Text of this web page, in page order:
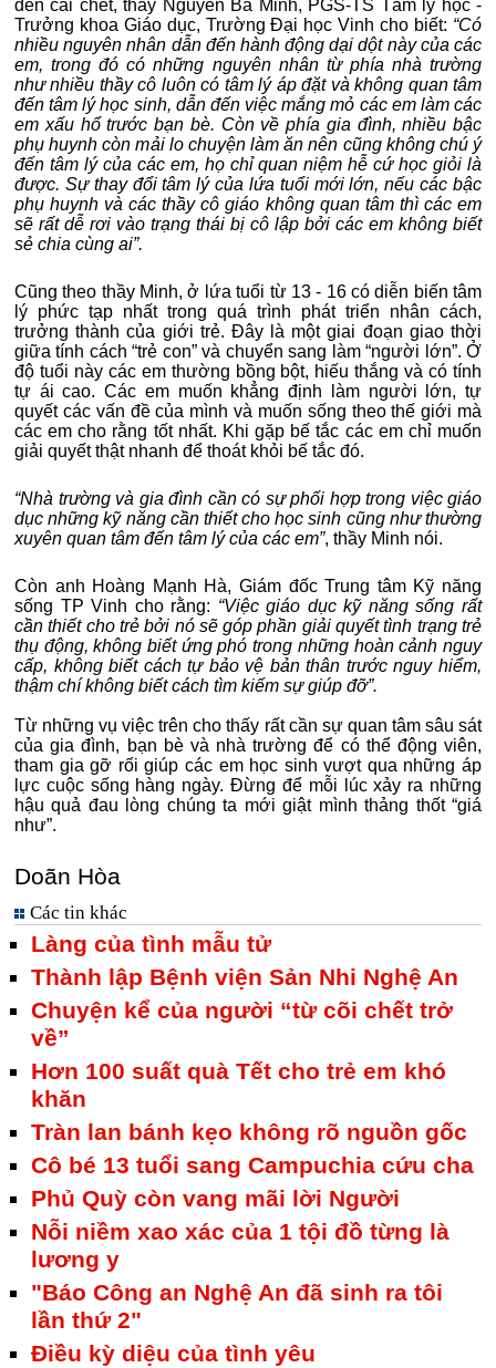
đến cái chết, thầy Nguyễn Bá Minh, PGS-TS Tâm lý học -
Trưởng khoa Giáo dục, Trường Đại học Vinh cho biết: “Có
nhiều nguyên nhân dẫn đến hành động dại dột này của các
em, trong đó có những nguyên nhân từ phía nhà trường
như nhiều thầy cô luôn có tâm lý áp đặt và không quan tâm
đến tâm lý học sinh, dẫn đến việc mắng mỏ các em làm các
em xấu hổ trước bạn bè. Còn về phía gia đình, nhiều bậc
phụ huynh còn mải lo chuyện làm ăn nên cũng không chú ý
đến tâm lý của các em, họ chỉ quan niệm hễ cứ học giỏi là
được. Sự thay đổi tâm lý của lứa tuổi mới lớn, nếu các bậc
phụ huynh và các thầy cô giáo không quan tâm thì các em
sẽ rất dễ rơi vào trạng thái bị cô lập bởi các em không biết
sẻ chia cùng ai”.
Cũng theo thầy Minh, ở lứa tuổi từ 13 - 16 có diễn biến tâm
lý phức tạp nhất trong quá trình phát triển nhân cách,
trưởng thành của giới trẻ. Đây là một giai đoạn giao thời
giữa tính cách “trẻ con” và chuyển sang làm “người lớn”. Ở
độ tuổi này các em thường bồng bột, hiếu thắng và có tính
tự ái cao. Các em muốn khẳng định làm người lớn, tự
quyết các vấn đề của mình và muốn sống theo thế giới mà
các em cho rằng tốt nhất. Khi gặp bế tắc các em chỉ muốn
giải quyết thật nhanh để thoát khỏi bế tắc đó.
“Nhà trường và gia đình cần có sự phối hợp trong việc giáo
dục những kỹ năng cần thiết cho học sinh cũng như thường
xuyên quan tâm đến tâm lý của các em”, thầy Minh nói.
Còn anh Hoàng Mạnh Hà, Giám đốc Trung tâm Kỹ năng
sống TP Vinh cho rằng: “Việc giáo dục kỹ năng sống rất
cần thiết cho trẻ bởi nó sẽ góp phần giải quyết tình trạng trẻ
thụ động, không biết ứng phó trong những hoàn cảnh nguy
cấp, không biết cách tự bảo vệ bản thân trước nguy hiểm,
thậm chí không biết cách tìm kiếm sự giúp đỡ”.
Từ những vụ việc trên cho thấy rất cần sự quan tâm sâu sát
của gia đình, bạn bè và nhà trường để có thể động viên,
tham gia gỡ rối giúp các em học sinh vượt qua những áp
lực cuộc sống hàng ngày. Đừng để mỗi lúc xảy ra những
hậu quả đau lòng chúng ta mới giật mình thảng thốt “giá
như”.
Doãn Hòa
Các tin khác
Làng của tình mẫu tử
Thành lập Bệnh viện Sản Nhi Nghệ An
Chuyện kể của người “từ cõi chết trở
về”
Hơn 100 suất quà Tết cho trẻ em khó
khăn
Tràn lan bánh kẹo không rõ nguồn gốc
Cô bé 13 tuổi sang Campuchia cứu cha
Phủ Quỳ còn vang mãi lời Người
Nỗi niềm xao xác của 1 tội đồ từng là
lương y
"Báo Công an Nghệ An đã sinh ra tôi
lần thứ 2"
Điều kỳ diệu của tình yêu